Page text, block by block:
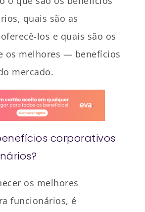
quais são as
los e quais são os
os melhores — benefícios
mercado.
corporativos
os melhores
funcionários, é